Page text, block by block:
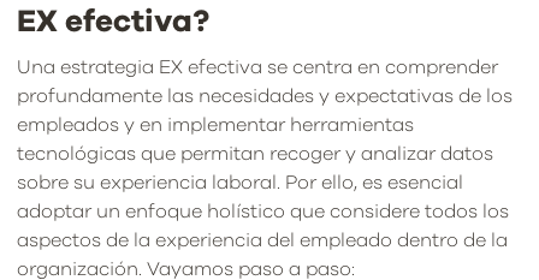
EX efectiva?
Una estrategia EX efectiva se centra en comprender
profundamente las necesidades y expectativas de los
empleados y en implementar herramientas
tecnológicas que permitan recoger y analizar datos
sobre su experiencia laboral. Por ello, es esencial
adoptar un enfoque holístico que considere todos los
aspectos de la experiencia del empleado dentro de la
organización. Vayamos paso a paso: